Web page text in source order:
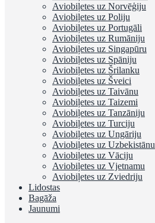
Aviobiļetes uz Norvēģiju
Aviobiļetes uz Poliju
Aviobiļetes uz Portugāli
Aviobiļetes uz Rumāniju
Aviobiļetes uz Singapūru
Aviobiļetes uz Spāniju
Aviobiļetes uz Šrilanku
Aviobiļetes uz Šveici
Aviobiļetes uz Taivānu
Aviobiļetes uz Taizemi
Aviobiļetes uz Tanzāniju
Aviobiļetes uz Turciju
Aviobiļetes uz Ungāriju
Aviobiļetes uz Uzbekistānu
Aviobiļetes uz Vāciju
Aviobiļetes uz Vjetnamu
Aviobiļetes uz Zviedriju
Lidostas
Bagāža
Jaunumi